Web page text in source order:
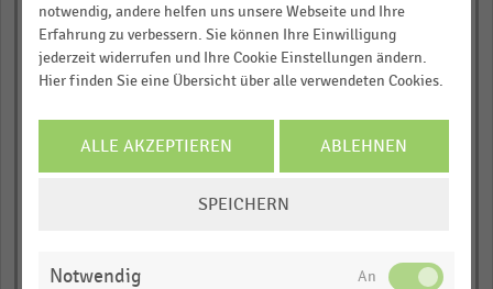
(US)
Albertsons Companies
Dollar General (US)
Rite Aid Corporation
notwendig, andere helfen uns unsere Webseite und Ihre
Erfahrung zu verbessern. Sie können Ihre Einwilligung
jederzeit widerrufen und Ihre Cookie Einstellungen ändern.
Hier finden Sie eine Übersicht über alle verwendeten Cookies.
ALLE AKZEPTIEREN ABLEHNEN
SPEICHERN
Notwendig